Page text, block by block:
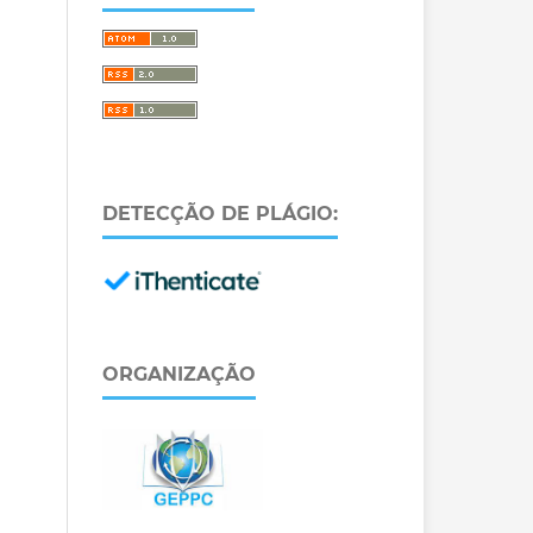
DETECÇÃO DE PLÁGIO:
ORGANIZAÇÃO